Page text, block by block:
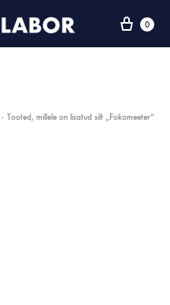
0
- Tooted, millele on lisatud silt „Fokomeeter“